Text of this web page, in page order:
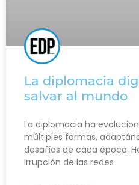
La diplomacia
salvar al mundo
La diplomacia ha
múltiples formas,
desafíos de cada época.
irrupción de las redes